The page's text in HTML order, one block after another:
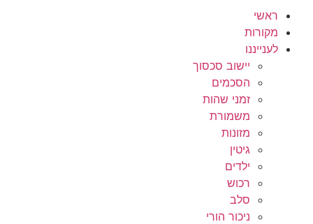
ראשי
מקורות
לענייננו
יישוב סכסוך
הסכמים
זמני שהות
משמורת
מזונות
גיטין
ילדים
רכוש
סלב
ניכור הורי